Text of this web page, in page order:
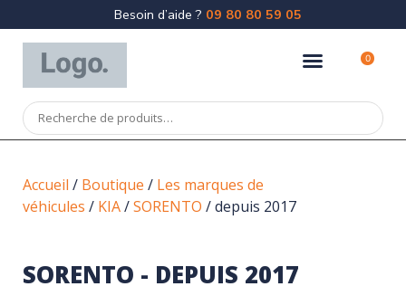
Besoin d’aide ? 09 80 80 59 05
0
Accueil / Boutique / Les marques de
véhicules / KIA/SORENTO / depuis 2017
SORENTO - DEPUIS 2017